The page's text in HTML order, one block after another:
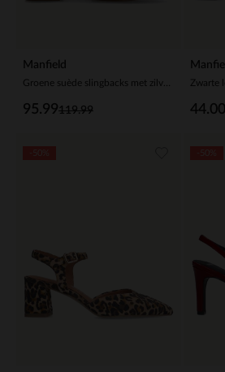
Manfield
119.99
95.99
Zwarte
44.00